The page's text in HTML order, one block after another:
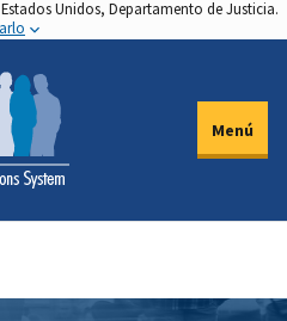
Unidos, Departamento de Justicia.
Menú